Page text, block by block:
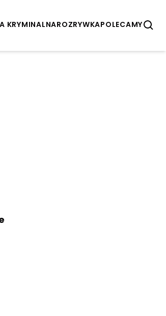
KRYMINALNAROZRYWKAPOLECAMY